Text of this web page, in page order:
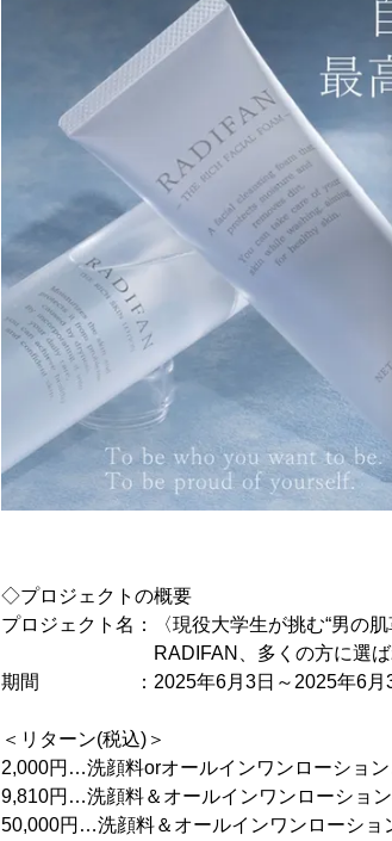
◇プロジェクトの概要
プロジェクト名：〈現役大学生が挑む“男の肌
RADIFAN、多くの方に選ばれる
期間 ：2025年6月3日～2025年6月
＜リターン(税込)＞
2,000円…洗顔料orオールインワンローショ
9,810円…洗顔料＆オールインワンローショ
50,000円…洗顔料＆オールインワンローショ